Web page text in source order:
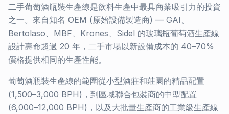
二手葡萄酒瓶裝生產線是飲料生產中最具商業吸引力的投資
之一。來自知名 OEM (原始設備製造商) — GAI、
Bertolaso、MBF、Krones、Sidel 的玻璃瓶葡萄酒生產線
設計壽命超過 20 年，二手市場以新設備成本的 40–70%
價格提供相同的生產性能。
葡萄酒瓶裝生產線的範圍從小型酒莊和莊園的精品配置
(1,500–3,000 BPH)，到區域聯合包裝商的中型配置
(6,000–12,000 BPH)，以及大批量生產商的工業級生產線